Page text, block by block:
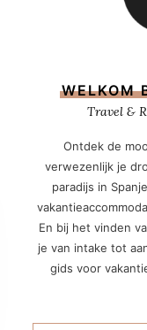
WELKOM
Travel &
Ontdek de
verwezenlijk je
paradijs in
En bij het vinden
je van intake tot
gids voor